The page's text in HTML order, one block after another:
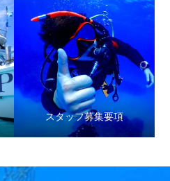
スタッフ募集要項